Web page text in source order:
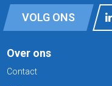
VOLG ONS
Over ons
Contact